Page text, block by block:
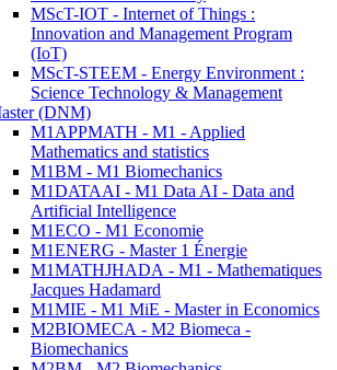
MScT-IOT - Internet of Things :
Innovation and Management Program
(IoT)
MScT-STEEM - Energy Environment :
Science Technology & Management
(DNM)
M1APPMATH - M1 - Applied
Mathematics and statistics
M1BM - M1 Biomechanics
M1DATAAI - M1 Data AI - Data and
Artificial Intelligence
M1ECO - M1 Economie
M1ENERG - Master 1 Énergie
M1MATHJHADA - M1 - Mathematiques
Jacques Hadamard
M1MIE - M1 MiE - Master in Economics
M2BIOMECA - M2 Biomeca -
Biomechanics